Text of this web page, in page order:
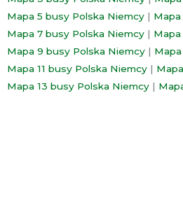
Mapa 5 busy Polska Niemcy |
Mapa 7 busy Polska Niemcy |
Mapa 9 busy Polska Niemcy |
Mapa 11 busy Polska Niemcy |
Mapa 13 busy Polska Niemcy |